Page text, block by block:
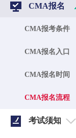
CMA报名
CMA报考条件
CMA报名入口
CMA报名时间
CMA报名流程
考试须知